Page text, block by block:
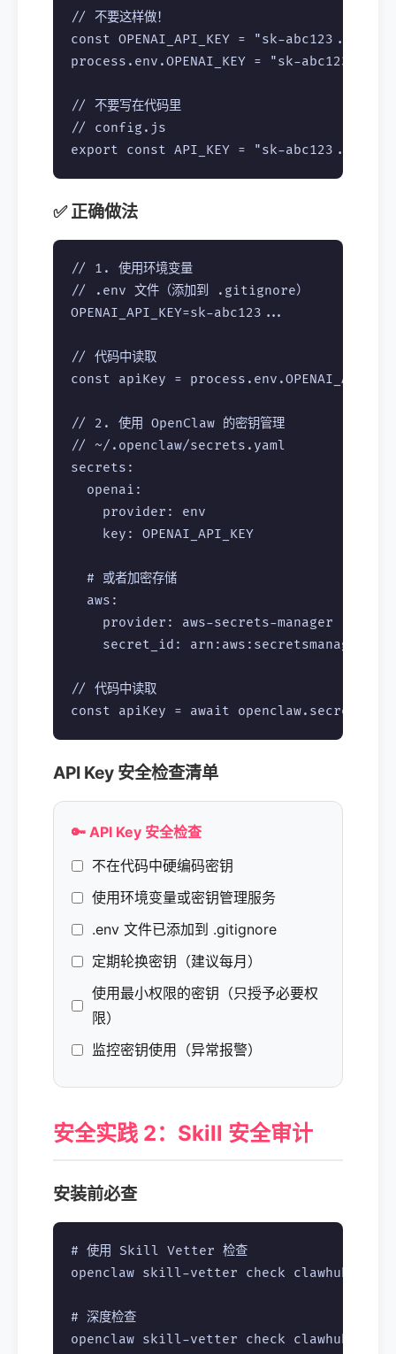
// 不要这样做！
const OPENAI_API_KEY = "sk-abc123...";
process.env.OPENAI_KEY = "sk-abc123...";
// 不要写在代码里
// config.js
✅ 正确做法
// 1. 使用环境变量
// .env 文件（添加到 .gitignore）
OPENAI_API_KEY=sk-abc123...
// 代码中读取
const apiKey =
// 2. 使用 OpenClaw 的密钥管理
// ~/.openclaw/secrets.yaml
secrets:
  openai:
    provider: env
    key: OPENAI_API_KEY
  # 或者加密存储
  aws:
    provider: aws-secrets-manager
    secret_id: arn:aws:secretsmanager:...
// 代码中读取
API Key 安全检查清单
🔑 API Key 安全检查
不在代码中硬编码密钥
使用环境变量或密钥管理服务
.env 文件已添加到 .gitignore
定期轮换密钥（建议每月）
使用最小权限的密钥（只授予必要权
限）
监控密钥使用（异常报警）
安全实践 2：Skill 安全审计
安装前必查
# 使用 Skill Vetter 检查
openclaw skill-vetter check clawhub/
# 深度检查
openclaw skill-vetter check clawhub/